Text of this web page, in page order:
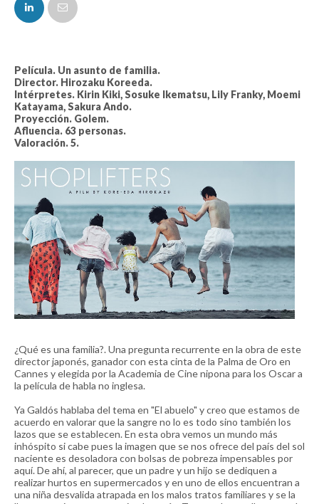
Película. Un asunto de familia.
Director. Hirozaku Koreeda.
Intérpretes. Kirin Kiki, Sosuke Ikematsu, Lily Franky, Moemi
Katayama, Sakura Ando.
Proyección. Golem.
Afluencia. 63 personas.
Valoración. 5.
¿Qué es una familia?. Una pregunta recurrente en la obra de este
director japonés, ganador con esta cinta de la Palma de Oro en
Cannes y elegida por la Academia de Cine nipona para los Oscar a
la película de habla no inglesa.
Ya Galdós hablaba del tema en "El abuelo" y creo que estamos de
acuerdo en valorar que la sangre no lo es todo sino también los
lazos que se establecen. En esta obra vemos un mundo más
inhóspito si cabe pues la imagen que se nos ofrece del país del sol
naciente es desoladora con bolsas de pobreza impensables por
aquí. De ahí, al parecer, que un padre y un hijo se dediquen a
realizar hurtos en supermercados y en uno de ellos encuentran a
una niña desvalida atrapada en los malos tratos familiares y se la